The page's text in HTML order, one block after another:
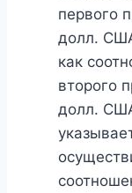
первого
долл.
как
второго
долл.